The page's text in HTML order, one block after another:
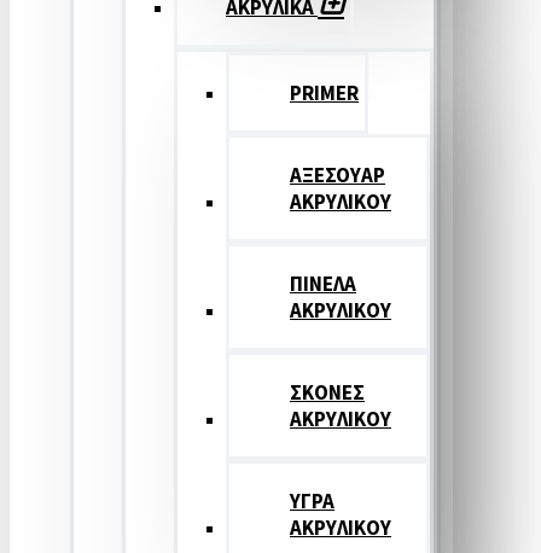
ΑΚΡΥΛΙΚΑ
PRIMER
ΑΞΕΣΟΥΑΡ
ΑΚΡΥΛΙΚΟΥ
ΠΙΝΕΛΑ
ΑΚΡΥΛΙΚΟΥ
ΣΚΟΝΕΣ
ΑΚΡΥΛΙΚΟΥ
ΥΓΡΑ
ΑΚΡΥΛΙΚΟΥ